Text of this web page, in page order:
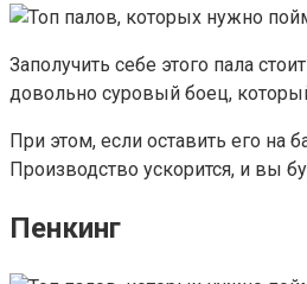
Заполучить себе этого пала
довольно суровый боец,
При этом, если оставить его
Производство ускорится, и вы
Пенкинг